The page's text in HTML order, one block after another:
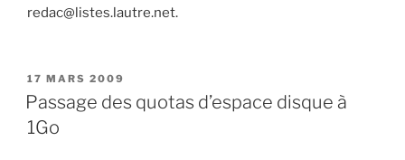
redac@listes.lautre.net.
PUBLIÉ
LE
17 MARS 2009
Passage des quotas d’espace disque à
1Go